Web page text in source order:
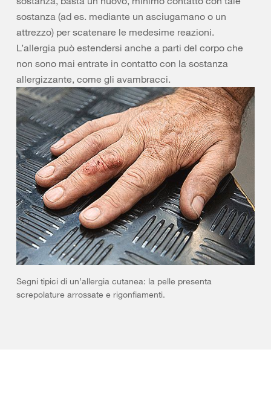
sostanza (ad es. mediante un asciugamano o un
attrezzo) per scatenare le medesime reazioni.
L’allergia può estendersi anche a parti del corpo che
non sono mai entrate in contatto con la sostanza
allergizzante, come gli avambracci.
Segni tipici di un’allergia cutanea: la pelle presenta
screpolature arrossate e rigonfiamenti.